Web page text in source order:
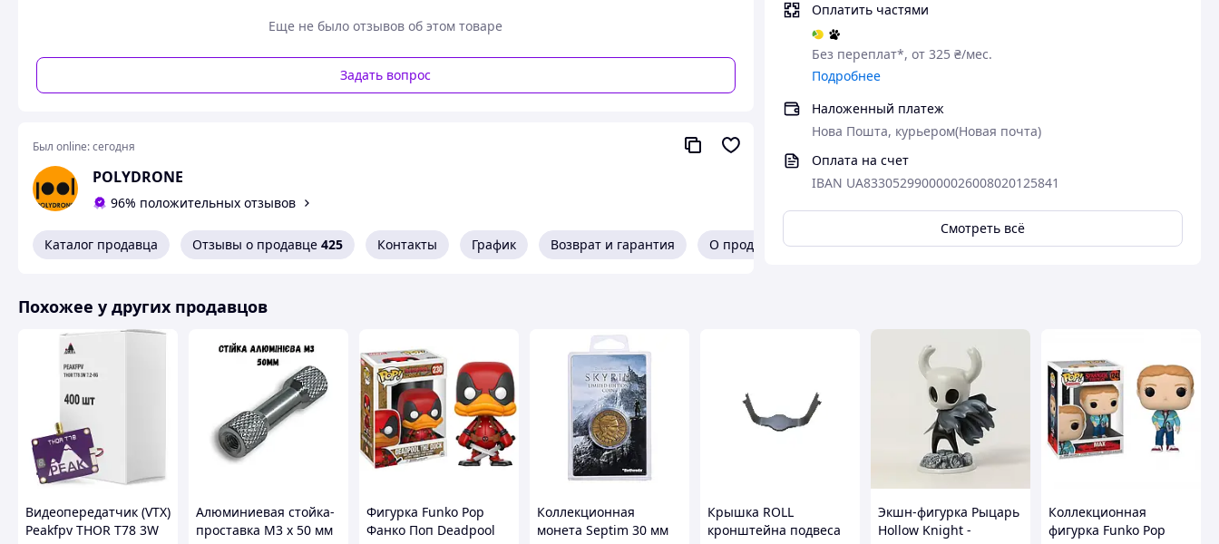
Оплатить частями
Без переплат*, от 325 ₴/мес.
Подробнее
Наложенный платеж
Нова Пошта, курьером(Новая почта)
Оплата на счет
IBAN UA833052990000026008020125841
Смотреть всё
ВИРОБНИЦТВО: виготовляємо та постачаємо як гуртові партії так і одиничні вироби.
Для замовлення та/або консультацій просимо звертатися за вказаним контактним номером телефону
зручним для вас способом: дзвінки, повідомлення, Viber, WhatsApp, Messenger, Telegram, Signal.
Еще не было отзывов об этом товаре
Задать вопрос
Был online:сегодня
POLYDRONE
96% положительных отзывов
Каталог продавца Отзывы о продавце 425 Контакты График Возврат и гарантия О продавце
Похожее у других продавцов
Видеопередатчик (VTX)
Peakfpv THOR T78 3W
Алюминиевая стойка-
проставка M3 x 50 мм
Фигурка Funko Pop
Фанко Поп Deadpool
Коллекционная
монета Septim 30 мм
Крышка ROLL
кронштейна подвеса
Экшн-фигурка Рыцарь
Hollow Knight -
Коллекционная
фигурка Funko Pop